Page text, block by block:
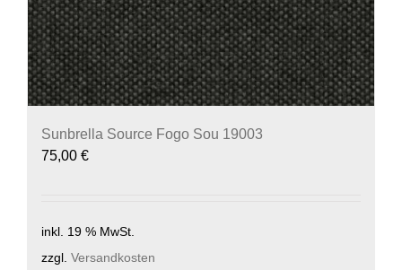
Sunbrella Source Fogo Sou 19003
75,00 €
inkl. 19 % MwSt.
zzgl. Versandkosten